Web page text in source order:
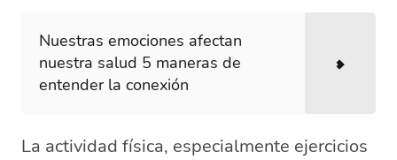
Nuestras emociones afectan
nuestra salud 5 maneras de
entender la conexión
La actividad física, especialmente ejercicios